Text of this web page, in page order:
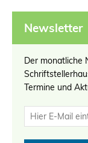
Newsletter
Der monatliche
Termine und